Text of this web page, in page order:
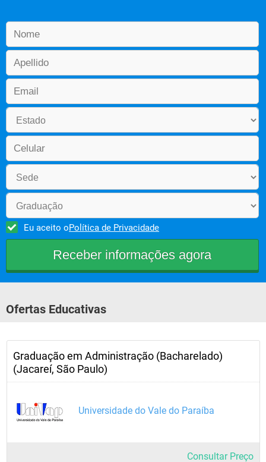
Eu aceito oPolítica de Privacidade
Ofertas Educativas
Graduação em Administração (Bacharelado)
(Jacareí, São Paulo)
Universidade do Vale do Paraíba
Consultar Preço